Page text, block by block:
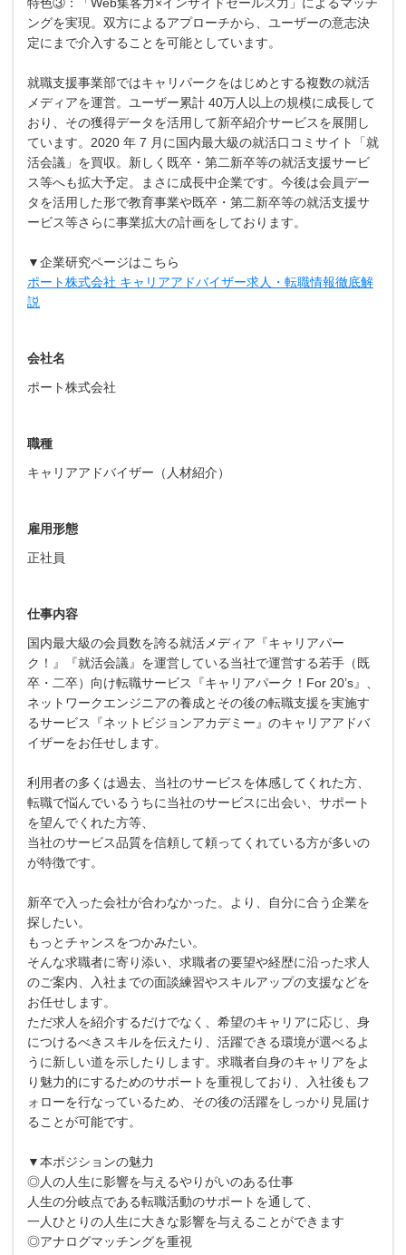
ングを実現。双方によるアプローチから、ユーザーの意志決
定にまで介入することを可能としています。
就職支援事業部ではキャリパークをはじめとする複数の就活
メディアを運営。ユーザー累計 40万人以上の規模に成長して
おり、その獲得データを活用して新卒紹介サービスを展開し
ています。2020 年 7 月に国内最大級の就活口コミサイト「就
活会議」を買収。新しく既卒・第二新卒等の就活支援サービ
ス等へも拡大予定。まさに成長中企業です。今後は会員デー
タを活用した形で教育事業や既卒・第二新卒等の就活支援サ
ービス等さらに事業拡大の計画をしております。
▼企業研究ページはこちら
ポート株式会社 キャリアアドバイザー求人・転職情報徹底解
説
会社名
ポート株式会社
職種
キャリアアドバイザー（人材紹介）
雇用形態
正社員
仕事内容
国内最大級の会員数を誇る就活メディア『キャリアパー
ク！』『就活会議』を運営している当社で運営する若手（既
卒・二卒）向け転職サービス『キャリアパーク！For 20’s』、
ネットワークエンジニアの養成とその後の転職支援を実施す
るサービス『ネットビジョンアカデミー』のキャリアアドバ
イザーをお任せします。
利用者の多くは過去、当社のサービスを体感してくれた方、
転職で悩んでいるうちに当社のサービスに出会い、サポート
を望んでくれた方等、
当社のサービス品質を信頼して頼ってくれている方が多いの
が特徴です。
新卒で入った会社が合わなかった。より、自分に合う企業を
探したい。
もっとチャンスをつかみたい。
そんな求職者に寄り添い、求職者の要望や経歴に沿った求人
のご案内、入社までの面談練習やスキルアップの支援などを
お任せします。
ただ求人を紹介するだけでなく、希望のキャリアに応じ、身
につけるべきスキルを伝えたり、活躍できる環境が選べるよ
うに新しい道を示したりします。求職者自身のキャリアをよ
り魅力的にするためのサポートを重視しており、入社後もフ
ォローを行なっているため、その後の活躍をしっかり見届け
ることが可能です。
▼本ポジションの魅力
◎人の人生に影響を与えるやりがいのある仕事
人生の分岐点である転職活動のサポートを通して、
一人ひとりの人生に大きな影響を与えることができます
◎アナログマッチングを重視